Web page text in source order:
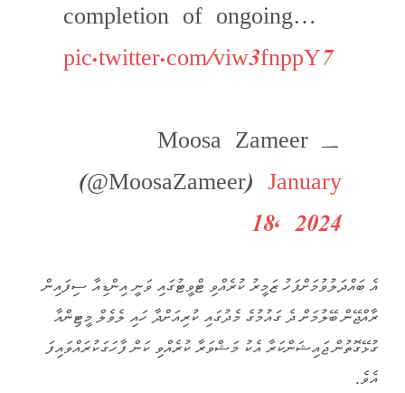
completion of ongoing…
pic.twitter.com/viw3fnppY7
— Moosa Zameer
(@MoosaZameer) January
18, 2024
އެ ބައްދަލުވުމަށްފަހު ޒަމީރު ކުރެއްވި ޓްވީޓުގައި ވަނީ އިންޑިއާ ސިފައިން
ރާއްޖޭން ބޭލުމަށް ދެ ގައުމުގެ މެދުގައި ކުރިއަށްދާ ހައި ލެވެލް މީޓިންއާ
ގުޅޭގޮތުން ޖައިޝަންކަރާ އެކު މަޝްވަރާ ކުރެއްވި ކަން ފާހަގަކުރައްވައިފަ
އެވެ.